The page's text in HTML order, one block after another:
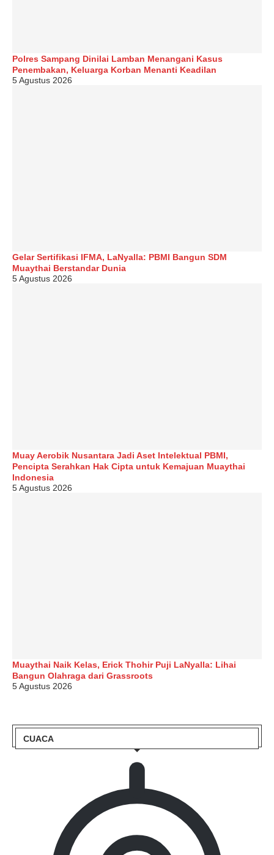
Polres Sampang Dinilai Lamban Menangani Kasus
Penembakan, Keluarga Korban Menanti Keadilan
5 Agustus 2026
Gelar Sertifikasi IFMA, LaNyalla: PBMI Bangun SDM
Muaythai Berstandar Dunia
5 Agustus 2026
Muay Aerobik Nusantara Jadi Aset Intelektual PBMI,
Pencipta Serahkan Hak Cipta untuk Kemajuan Muaythai
Indonesia
5 Agustus 2026
Muaythai Naik Kelas, Erick Thohir Puji LaNyalla: Lihai
Bangun Olahraga dari Grassroots
5 Agustus 2026
CUACA